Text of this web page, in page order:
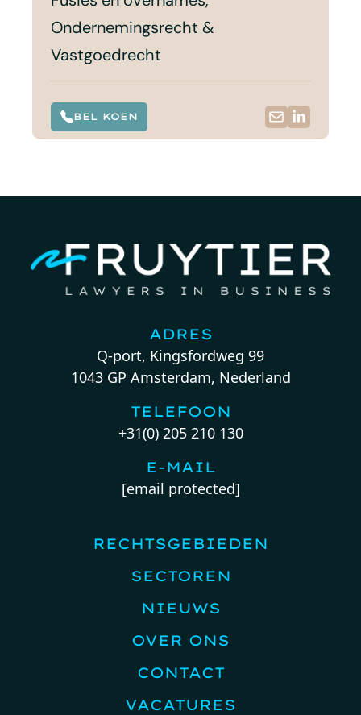
Ondernemingsrecht &
Vastgoedrecht
BEL KOEN
ADRES
Q-port, Kingsfordweg 99
1043 GP Amsterdam, Nederland
TELEFOON
+31(0) 205 210 130
E-MAIL
[email protected]
RECHTSGEBIEDEN
SECTOREN
NIEUWS
OVER ONS
CONTACT
VACATURES